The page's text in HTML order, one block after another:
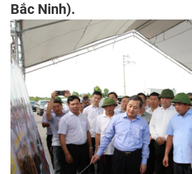
Bắc Ninh).